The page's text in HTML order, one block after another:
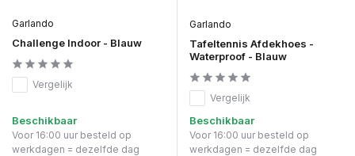
Garlando
Challenge Indoor - Blauw
Vergelijk
Beschikbaar
Voor 16:00 uur besteld op
werkdagen = dezelfde dag
Garlando
Tafeltennis Afdekhoes -
Waterproof - Blauw
Vergelijk
Beschikbaar
Voor 16:00 uur besteld op
werkdagen = dezelfde dag